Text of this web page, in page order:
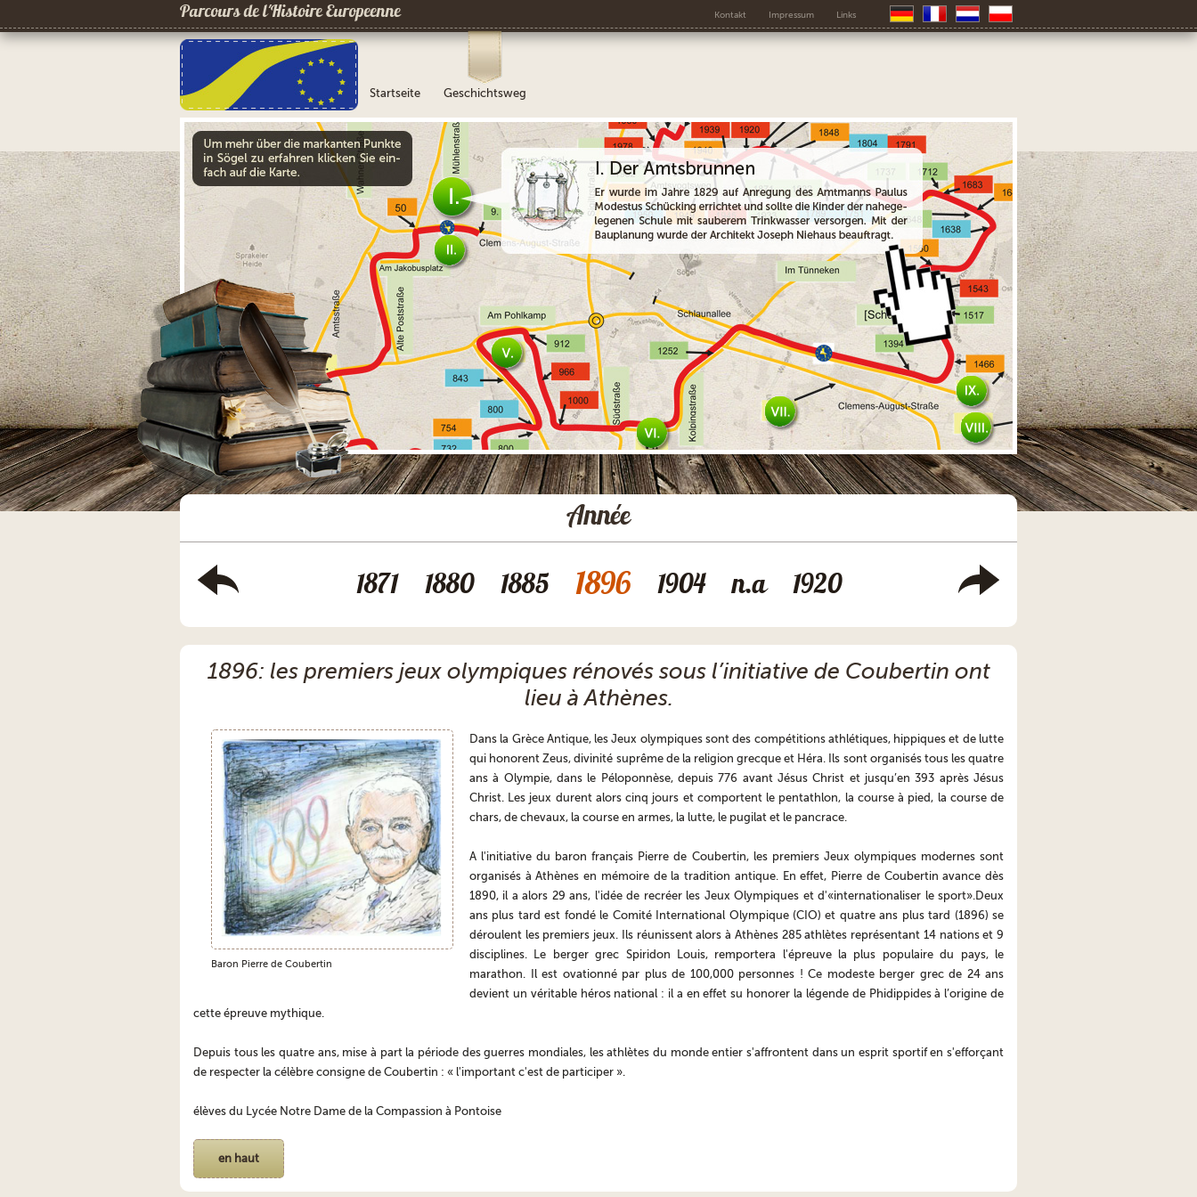
Parcours de l´Histoire Europeenne Kontakt Impressum Links
Startseite Geschichtsweg
Année
1871 1880 1885 1896 1904 n.a 1920
1896: les premiers jeux olympiques rénovés sous l’initiative de Coubertin ont
lieu à Athènes.
Baron Pierre de Coubertin
Dans la Grèce Antique, les Jeux olympiques sont des compétitions athlétiques, hippiques et de lutte
qui honorent Zeus, divinité suprême de la religion grecque et Héra. Ils sont organisés tous les quatre
ans à Olympie, dans le Péloponnèse, depuis 776 avant Jésus Christ et jusqu’en 393 après Jésus
Christ. Les jeux durent alors cinq jours et comportent le pentathlon, la course à pied, la course de
chars, de chevaux, la course en armes, la lutte, le pugilat et le pancrace.
A l'initiative du baron français Pierre de Coubertin, les premiers Jeux olympiques modernes sont
organisés à Athènes en mémoire de la tradition antique. En effet, Pierre de Coubertin avance dès
1890, il a alors 29 ans, l'idée de recréer les Jeux Olympiques et d'«internationaliser le sport».Deux
ans plus tard est fondé le Comité International Olympique (CIO) et quatre ans plus tard (1896) se
déroulent les premiers jeux. Ils réunissent alors à Athènes 285 athlètes représentant 14 nations et 9
disciplines. Le berger grec Spiridon Louis, remportera l'épreuve la plus populaire du pays, le
marathon. Il est ovationné par plus de 100,000 personnes ! Ce modeste berger grec de 24 ans
devient un véritable héros national : il a en effet su honorer la légende de Phidippides à l’origine de
cette épreuve mythique.
Depuis tous les quatre ans, mise à part la période des guerres mondiales, les athlètes du monde entier s'affrontent dans un esprit sportif en s'efforçant
de respecter la célèbre consigne de Coubertin : « l'important c'est de participer ».
élèves du Lycée Notre Dame de la Compassion à Pontoise
en haut